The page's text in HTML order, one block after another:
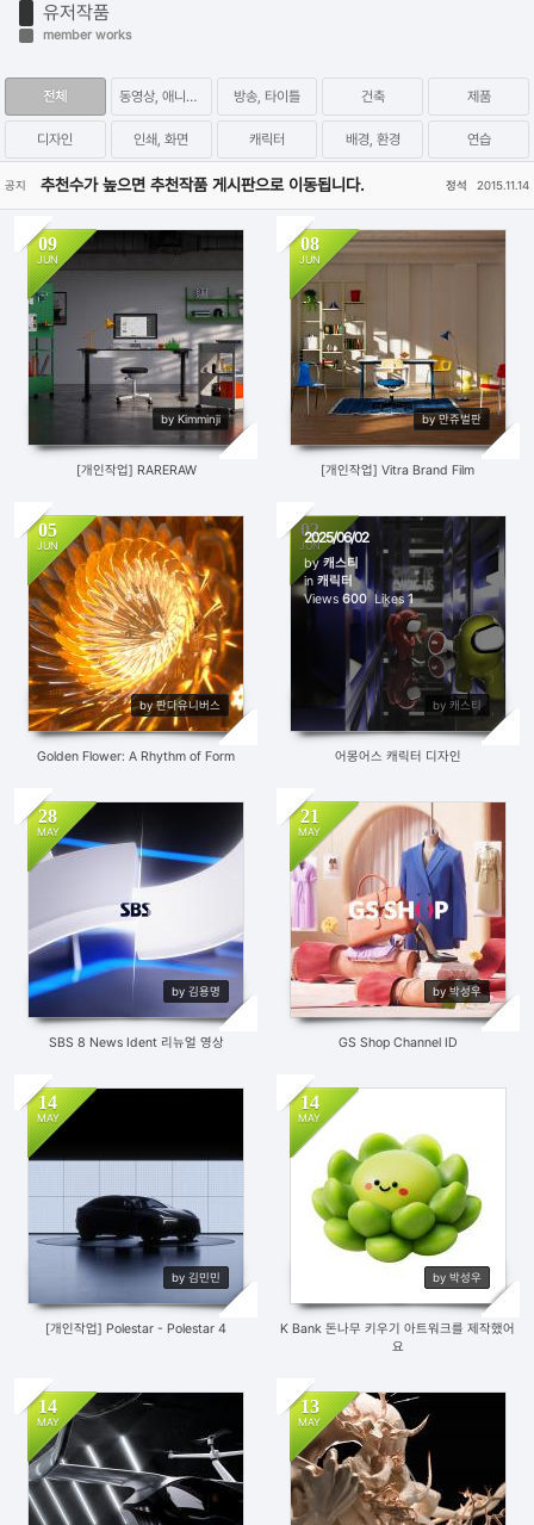
유저작품
member works
전체 동영상, 애니메이션 방송, 타이틀 건축 제품
디자인 인쇄, 화면 캐릭터 배경, 환경 연습
공지 추천수가 높으면 추천작품 게시판으로 이동됩니다. 정석 2015.11.14
09
JUN
by Kimminji
4
[개인작업] RARERAW
08
JUN
by 만쥬벌판
739
[개인작업] Vitra Brand Film
05
JUN
by 판다유니버스
625 0
Golden Flower: A Rhythm of Form
02
JUN
by 캐스티
2025/06/02
by 캐스티
in 캐릭터
Views 600Likes 1
어몽어스 캐릭터 디자인
28
MAY
by 김용명
2
SBS 8 News Ident 리뉴얼 영상
21
MAY
by 박성우
699
GS Shop Channel ID
14
MAY
by 김민민
[개인작업] Polestar - Polestar 4
14
MAY
by 박성우
629
K Bank 돈나무 키우기 아트워크를 제작했어
요
14
MAY
505 0
13
MAY
730 3